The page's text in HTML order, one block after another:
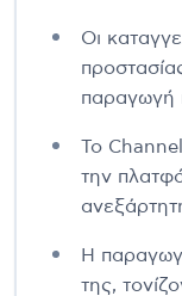
Οι
παραγωγή
Το
την
Η
της,